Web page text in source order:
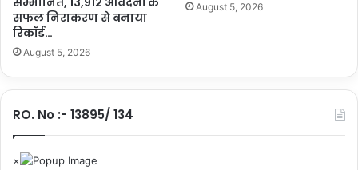
ह
का
श्ता
…
.
सफल निराकरण से बनाया
रिकॉर्ड…
August 5, 2026
August 5, 2026
RO. No :- 13895/ 134